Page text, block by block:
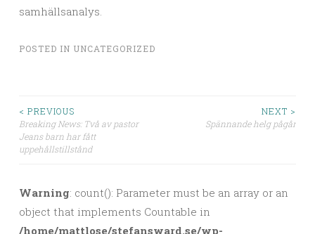
samhällsanalys.
POSTED IN UNCATEGORIZED
Post navigation
< PREVIOUS
Breaking News: Två av pastor
Jeans barn har fått
uppehållstillstånd
NEXT >
Spännande helg pågår
Warning: count(): Parameter must be an array or an
object that implements Countable in
/home/mattlose/stefansward.se/wp-